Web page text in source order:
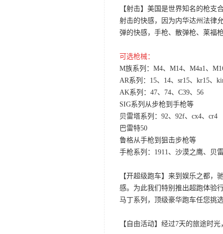
【射击】美国是世界知名的枪
射击的快感，因为内华达州法律
弹的快感，手枪、散弹枪、莱福
可选枪械：
M族系列：M4、M14、M4a1、
AR系列：15、14、sr15、kr15、
AK系列：47、74、C39、56
SIG系列从步枪到手枪等
贝雷塔系列：92、92f、cx4、cr4
巴雷特50
鲁格从手枪到狙击步枪等
手枪系列：1911、沙漠之鹰、贝
【开超级跑车】来到娱乐之都
感。为此我们特别推出超跑体验
马丁系列，顶级豪华跑车任您挑
【自由活动】经过7天的旅途时